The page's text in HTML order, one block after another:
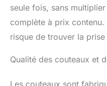
seule fois, sans
complète à prix
risque de trouver la
Qualité des couteaux et
Les couteaux sont